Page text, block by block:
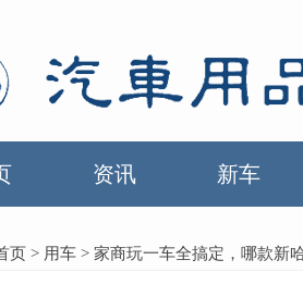
资讯 新车
页 > 用车 > 家商玩一车全搞定，哪款新